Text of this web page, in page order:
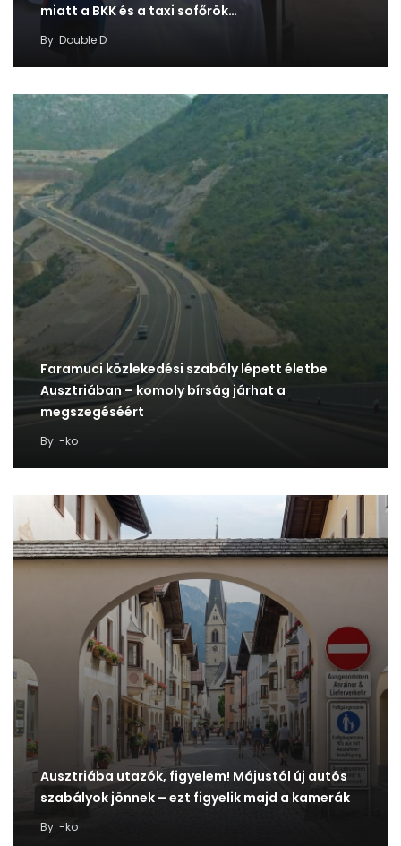
miatt a BKK és a taxi sofőrök…
By Double D
Faramuci közlekedési szabály lépett életbe
Ausztriában – komoly bírság járhat a
megszegéséért
By -ko
Ausztriába utazók, figyelem! Májustól új autós
szabályok jönnek – ezt figyelik majd a kamerák
By -ko